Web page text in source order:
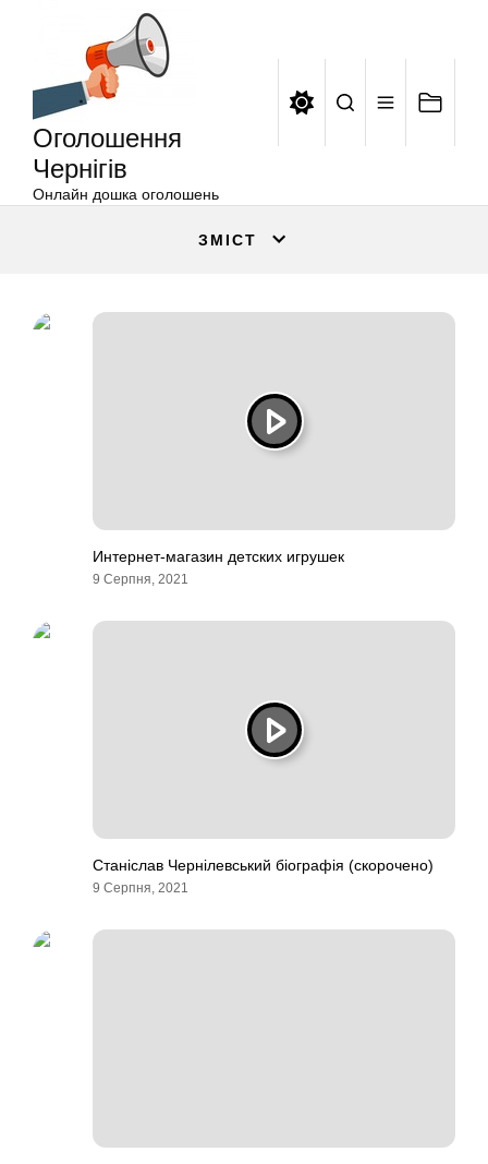
Оголошення
Чернігів
Онлайн дошка оголошень
ЗМІСТ
Интернет-магазин детских игрушек
9 Серпня, 2021
Станіслав Чернілевський біографія (скорочено)
9 Серпня, 2021